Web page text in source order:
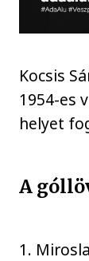
Kocsis
1954-es
helyet
A
1.